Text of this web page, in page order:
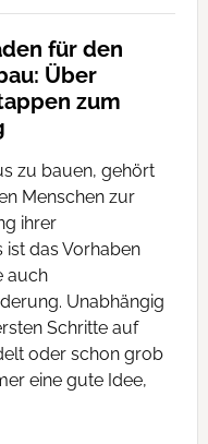
für den
Über
zum
zu bauen, gehört
Menschen zur
ihrer
das Vorhaben
auch
Unabhängig
Schritte auf
oder schon grob
eine gute Idee,